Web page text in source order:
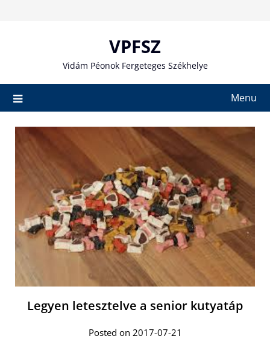
VPFSZ
Vidám Péonok Fergeteges Székhelye
Menu
Legyen letesztelve a senior kutyatáp
Posted on 2017-07-21